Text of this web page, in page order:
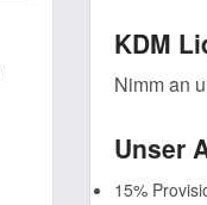
KDM
Nimm an
Unser
15%